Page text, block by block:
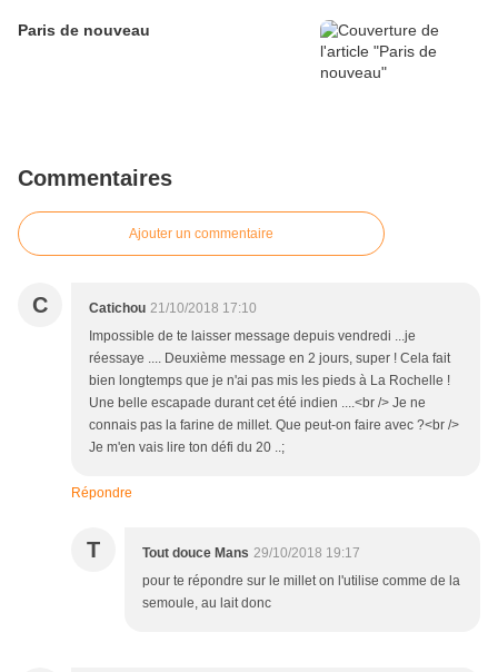
Paris de nouveau
Commentaires
Ajouter un commentaire
C Catichou 21/10/2018 17:10
Impossible de te laisser message depuis vendredi ...je
réessaye .... Deuxième message en 2 jours, super ! Cela fait
bien longtemps que je n'ai pas mis les pieds à La Rochelle !
Une belle escapade durant cet été indien ....<br /> Je ne
connais pas la farine de millet. Que peut-on faire avec ?<br />
Je m'en vais lire ton défi du 20 ..;
Répondre
T Tout douce Mans 29/10/2018 19:17
pour te répondre sur le millet on l'utilise comme de la
semoule, au lait donc